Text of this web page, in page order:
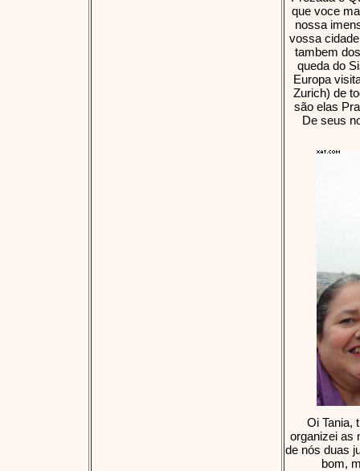
que voce
nossa
vossa
tambem
queda do
Europa
Zurich) de
são elas
De seus
Oi Tania,
organizei as
de nós duas
bom,